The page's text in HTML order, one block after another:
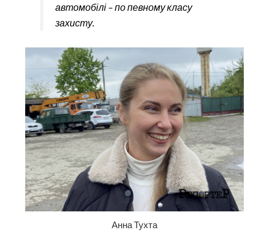
автомобілі – по певному класу
захисту.
Анна Тухта